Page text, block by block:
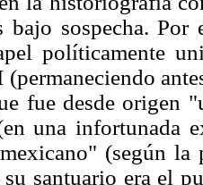
bajo sospecha.
políticamente
fue desde origen
una infortunada
(según
su santuario era el